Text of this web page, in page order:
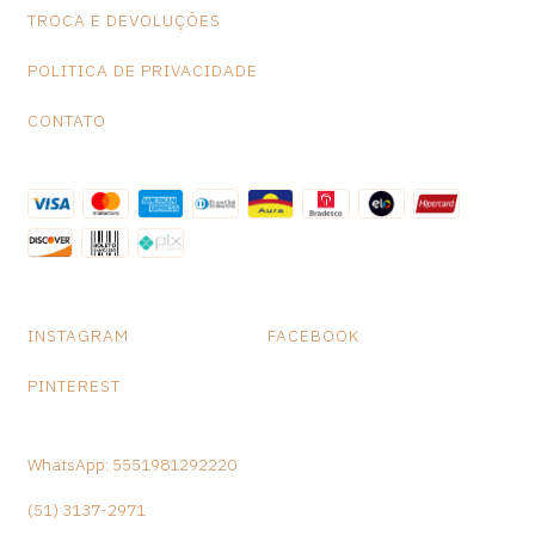
de fragrâncias, que são aplicadas em difusores de essência,
perfume de ambiente, perfume para tecidos, sabonete líquido,
gramas
TROCA E DEVOLUÇÕES
POLITICA DE PRIVACIDADE
CONTATO
INSTAGRAM FACEBOOK
PINTEREST
WhatsApp: 5551981292220
(51) 3137-2971